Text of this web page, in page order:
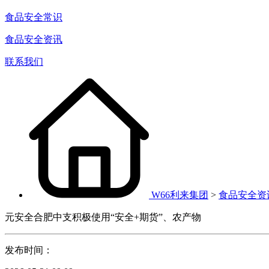
食品安全常识
食品安全资讯
联系我们
W66利来集团 > 食品安全资
元安全合肥中支积极使用“安全+期货”、农产物
发布时间：